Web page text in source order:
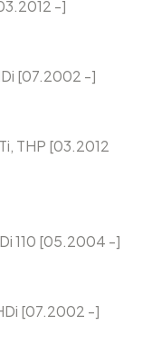
-]
[07.2002 -]
THP [03.2012
110 [05.2004 -]
[07.2002 -]